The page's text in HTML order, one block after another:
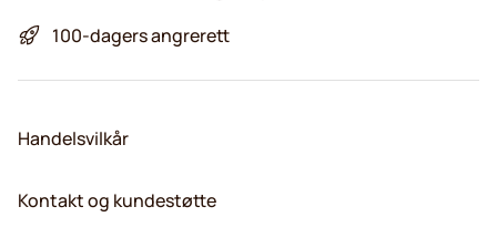
100-dagers angrerett
Handelsvilkår
Kontakt og kundestøtte